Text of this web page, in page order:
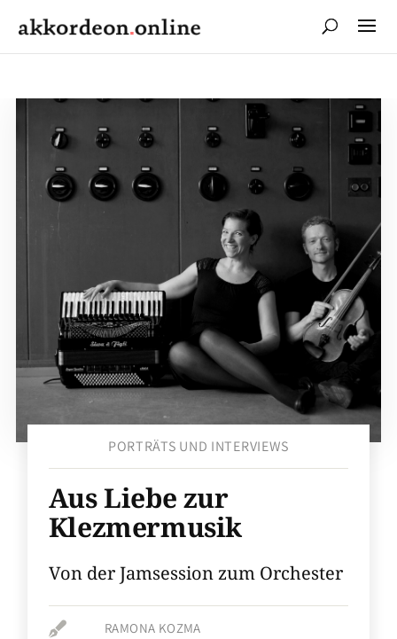
PORTRÄTS UND INTERVIEWS
Aus Liebe zur
Klezmermusik
Von der Jamsession zum Orchester
 RAMONA KOZMA